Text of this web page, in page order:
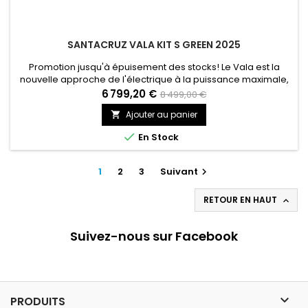
SANTACRUZ VALA KIT S GREEN 2025
Promotion jusqu'à épuisement des stocks! Le Vala est la
nouvelle approche de l'électrique à la puissance maximale,
offrant une assistance optimale et une précision sans faille.
Tourné vers la performance sur tous les terrains, il se montre
parfaitement équilibré, équipé d'une suspension travaillée
jusqu'à la perfection et tout comme l'ensemble de notre...
6 799,20 € 8 499,00 €
 Ajouter au panier
 En Stock
1 2 3 Suivant 
RETOUR EN HAUT 
Suivez-nous sur Facebook
PRODUITS 